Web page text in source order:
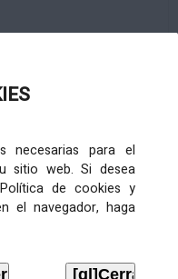
necesarias para el
sitio web. Si desea
de cookies y
el navegador, haga
ordinario de data 2.7.2020